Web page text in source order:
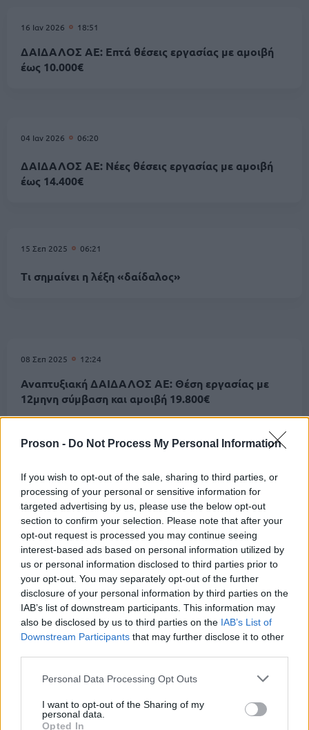
Proson - Do Not Process My Personal Information
If you wish to opt-out of the sale, sharing to third parties, or
processing of your personal or sensitive information for
targeted advertising by us, please use the below opt-out
section to confirm your selection. Please note that after your
opt-out request is processed you may continue seeing
interest-based ads based on personal information utilized by
us or personal information disclosed to third parties prior to
your opt-out. You may separately opt-out of the further
disclosure of your personal information by third parties on the
IAB’s list of downstream participants. This information may
also be disclosed by us to third parties on the IAB’s List of
Downstream Participants that may further disclose it to other
Please note that this website/app uses one or more Google
not limited to your visit or usage behaviour. You may click to
grant or deny consent to Google and its third-party tags to
Personal Data Processing Opt Outs
I want to opt-out of the Sharing of my
personal data.
Opted In
16 Ιαν 2026 18:51
ΔΑΙΔΑΛΟΣ ΑΕ: Επτά θέσεις εργασίας με αμοιβή
έως 10.000€
04 Ιαν 2026 06:20
ΔΑΙΔΑΛΟΣ ΑΕ: Νέες θέσεις εργασίας με αμοιβή
έως 14.400€
15 Σεπ 2025 06:21
Τι σημαίνει η λέξη «δαίδαλος»
08 Σεπ 2025 12:24
Αναπτυξιακή ΔΑΙΔΑΛΟΣ ΑΕ: Θέση εργασίας με
12μηνη σύμβαση και αμοιβή 19.800€
ΔΑΙΔΑΛΟΣ ΑΕ: Θέση εργασίας πολιτικού
μηχανικού με αμοιβή έως 30.000€
29 Ιουν 2025 06:20
ΔΑΙΔΑΛΟΣ ΑΕ: Θέσεις εργασίας για πτυχιούχους
με αμοιβή έως 45.000€
ΔΑΙΔΑΛΟΣ ΑΕ: 12 νέες θέσεις εργασίας με αμοιβή